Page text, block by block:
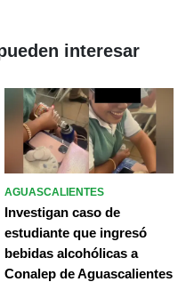
interesar
AGUASCALIENTES
Investigan caso de
estudiante que ingresó
bebidas alcohólicas a
Conalep de Aguascalientes